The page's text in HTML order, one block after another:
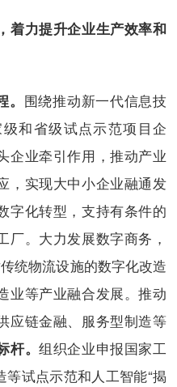
着力提升企业生产效率和
围绕推动新一代信息技
和省级试点示范项目企
企业牵引作用，推动产业
，实现大中小企业融通发
字化转型，支持有条件的
厂。大力发展数字商务，
统物流设施的数字化改造
业等产业融合发展。推动
应链金融、服务型制造等
杆。组织企业申报国家工
试点示范和人工智能“揭